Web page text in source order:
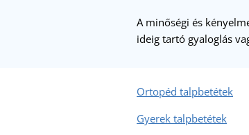
A minőségi és
ideig tartó gyaloglás
Ortopéd talpbetétek
Gyerek talpbetétek